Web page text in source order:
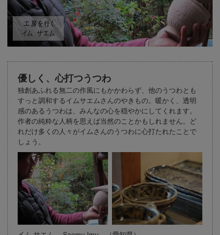
優しく、心打つうつわ
独創あふれる無二の作風にもかかわらず、他のうつわとも
すっと調和するイムサエムさんのやきもの。暖かく、透明
感のあるうつわは、みんなの心を穏やかにしてくれます。
作者の純粋な人柄を思えば当然のことかもしれません。ど
れだけ多くの人々がイムさんのうつわに心打たれたことで
しょう。